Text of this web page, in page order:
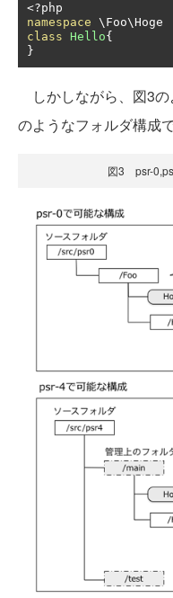
<?
namespace
class Hello{
}
しかしながら、図3
のようなフォルダ構成
図3 psr-